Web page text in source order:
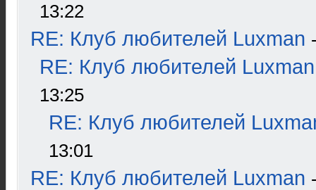
13:22
RE: Клуб любителей Luxman
RE: Клуб любителей Luxman
13:25
RE: Клуб любителей
13:01
RE: Клуб любителей Luxman